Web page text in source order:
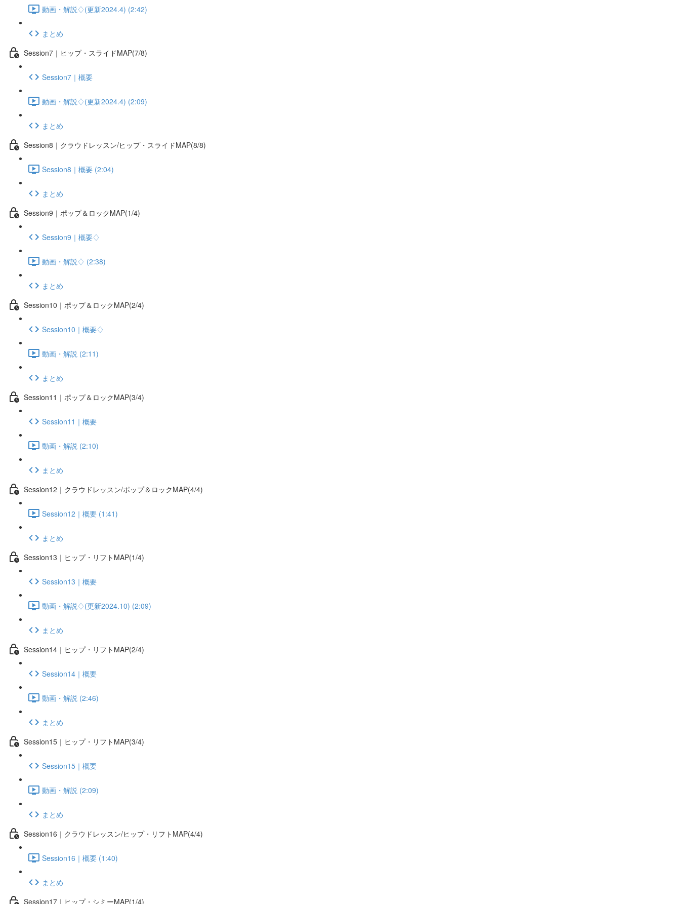
動画・解説♢(更新2024.4) (2:42)
まとめ
Session7｜ヒップ・スライドMAP(7/8)
Session7｜概要
動画・解説♢(更新2024.4) (2:09)
まとめ
Session8｜クラウドレッスン/ヒップ・スライドMAP(8/8)
Session8｜概要 (2:04)
まとめ
Session9｜ポップ＆ロックMAP(1/4)
Session9｜概要♢
動画・解説♢ (2:38)
まとめ
Session10｜ポップ＆ロックMAP(2/4)
Session10｜概要♢
動画・解説 (2:11)
まとめ
Session11｜ポップ＆ロックMAP(3/4)
Session11｜概要
動画・解説 (2:10)
まとめ
Session12｜クラウドレッスン/ポップ＆ロックMAP(4/4)
Session12｜概要 (1:41)
まとめ
Session13｜ヒップ・リフトMAP(1/4)
Session13｜概要
動画・解説♢(更新2024.10) (2:09)
まとめ
Session14｜ヒップ・リフトMAP(2/4)
Session14｜概要
動画・解説 (2:46)
まとめ
Session15｜ヒップ・リフトMAP(3/4)
Session15｜概要
動画・解説 (2:09)
まとめ
Session16｜クラウドレッスン/ヒップ・リフトMAP(4/4)
Session16｜概要 (1:40)
まとめ
Session17｜ヒップ・シミーMAP(1/4)